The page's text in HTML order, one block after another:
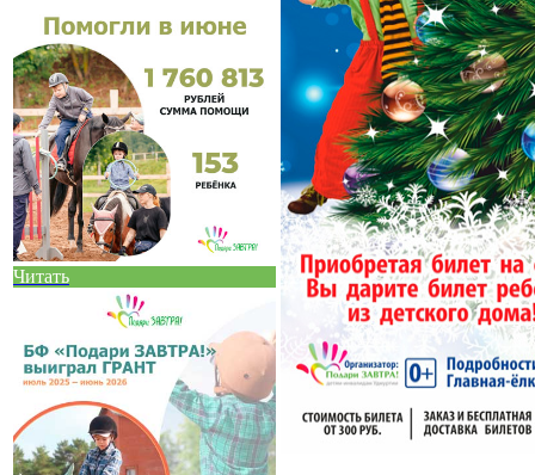
Читать